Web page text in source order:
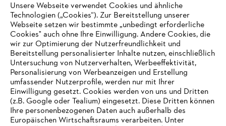
Zahlungsmöglichkeiten
Unternehmen
Unsere Webseite verwendet Cookies und ähnliche
Technologien („Cookies“). Zur Bereitstellung unserer
Webseite setzen wir bestimmte „unbedingt erforderliche
Cookies" auch ohne Ihre Einwilligung. Andere Cookies, die
wir zur Optimierung der Nutzerfreundlichkeit und
Bereitstellung personalisierter Inhalte nutzen, einschließlich
Untersuchung von Nutzerverhalten, Werbeeffektivität,
Personalisierung von Werbeanzeigen und Erstellung
umfassender Nutzerprofile, werden nur mit Ihrer
Einwilligung gesetzt. Cookies werden von uns und Dritten
(z.B. Google oder Tealium) eingesetzt. Diese Dritten können
Ihre personenbezogenen Daten auch außerhalb des
Europäischen Wirtschaftsraums verarbeiten. Unter